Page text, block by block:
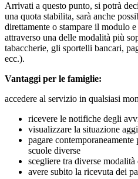
Arrivati a questo punto, si potrà
una quota stabilita, sarà anche
direttamente o stampare il modulo
attraverso una delle modalità più
tabaccherie, gli sportelli bancari,
ecc.).
Vantaggi per le famiglie:
accedere al servizio in qualsiasi
ricevere le notifiche degli
visualizzare la situazione
pagare
scuole diverse
scegliere tra diverse modalità
avere subito la ricevuta dei